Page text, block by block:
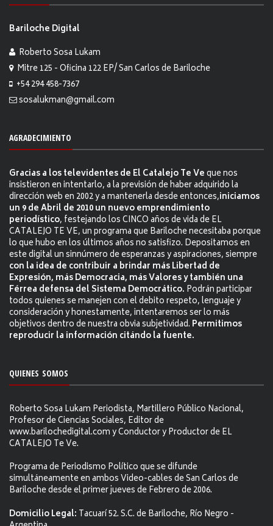
Bariloche Digital
Roberto Sosa Lukam
Mitre 125 - Oficina 122 EP/ San Carlos de Bariloche
+54 294 458-7367
sosalukman@gmail.com
AGRADECIMIENTO
Gracias a los televidentes de El Catalejo Te Veque nos
insistieron en intentarlo, a la previsión de haber adquirido la
dirección web en 2002 y a mantenerla desde entonces,iniciamos
un 9 de Abril de 2010 un nuevo emprendimiento
periodístico, festejando los CINCO años de vida de EL
CATALEJO TE VE, un programa que Bariloche necesitaba porque
lo que hubo en los últimos años no satisfizo. Depositamos en
este digital un sinnúmero de esperanzas y aspiraciones, siempre
con la idea de contribuir a brindar más Libertad de
Expresión, más Democracia, más Valores y también una
Férrea defensa del Sistema Democrático. Podrán participar
todos quienes se manejen con el debito respeto, lenguaje y
consideración y honestamente, intentaremos ser lo más
objetivos dentro de nuestra obvia subjetividad. Permitimos
reproducir la información citándo la fuente.
QUIENES SOMOS
Roberto Sosa Lukam Periodista, Martillero Público Nacional,
Profesor de Ciencias Sociales, Editor de
www.barilochedigital.com y Conductor y Productor de EL
CATALEJO Te Ve.
Programa de Periodismo Político que se difunde
simultáneamente en ambos Video-cables de San Carlos de
Bariloche desde el primer jueves de Febrero de 2006.
Domicilio Legal: Tacuarí 52. S.C. de Bariloche, Río Negro -